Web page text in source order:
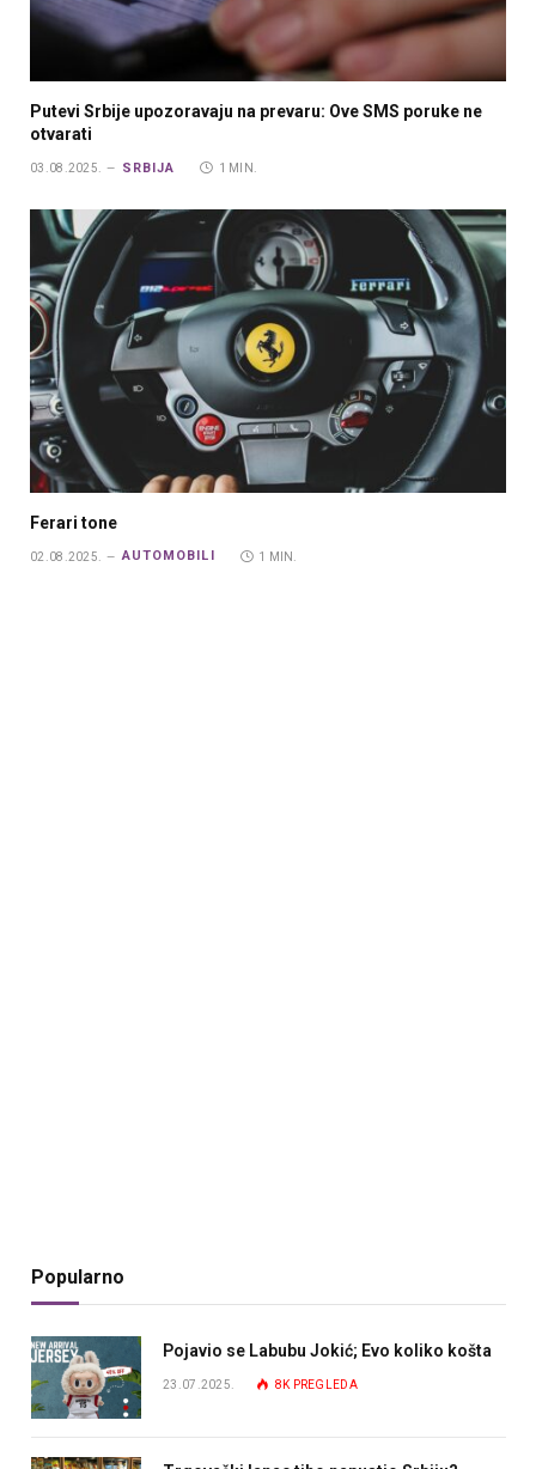
Putevi Srbije upozoravaju na prevaru: Ove SMS poruke ne
otvarati
03.08.2025. SRBIJA 1 MIN.
Ferari tone
02.08.2025. AUTOMOBILI 1 MIN.
Popularno
Pojavio se Labubu Jokić; Evo koliko košta
23.07.2025. 8K PREGLEDA